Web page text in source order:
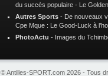
du succès populaire - Le
Autres Sports - De nouveaux
Cpe Mque : Le Good-Luck à
PhotoActu - Images du
© Antilles-SPORT.com 2026 - Tous